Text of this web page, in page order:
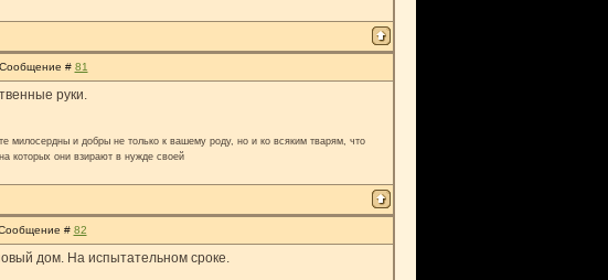
# 81
руки.
милосердны и добры не только к вашему роду, но и ко всяким тварям, что
которых они взирают в нужде своей
# 82
дом. На испытательном сроке.